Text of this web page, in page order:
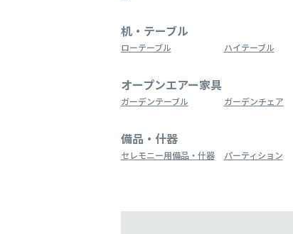
机・テーブル
ローテーブル ハイテーブル
オープンエアー家具
ガーデンテーブル ガーデンチェア
備品・什器
セレモニー用備品・什器 パーティション